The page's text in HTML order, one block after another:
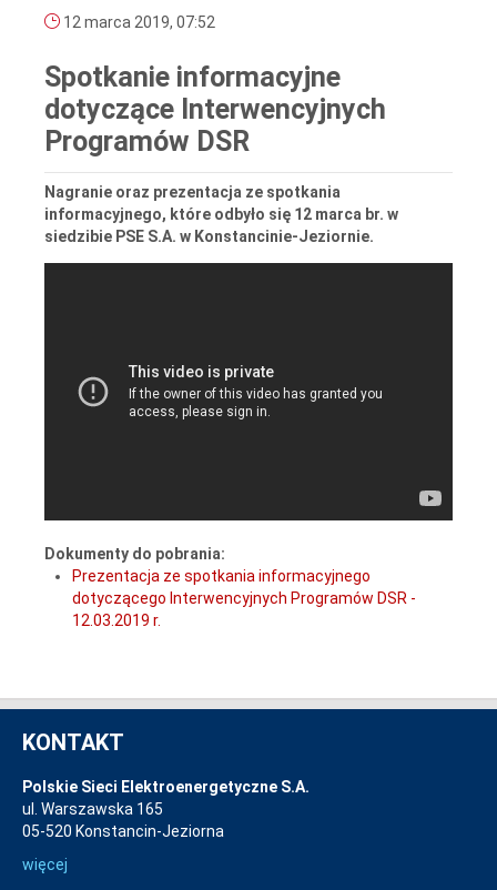
12 marca 2019, 07:52
Spotkanie informacyjne
dotyczące Interwencyjnych
Programów DSR
Nagranie oraz prezentacja ze spotkania
informacyjnego, które odbyło się 12 marca br. w
siedzibie PSE S.A. w Konstancinie-Jeziornie.
Dokumenty do pobrania:
Prezentacja ze spotkania informacyjnego
dotyczącego Interwencyjnych Programów DSR -
12.03.2019 r.
KONTAKT
Polskie Sieci Elektroenergetyczne S.A.
ul. Warszawska 165
05-520 Konstancin-Jeziorna
więcej